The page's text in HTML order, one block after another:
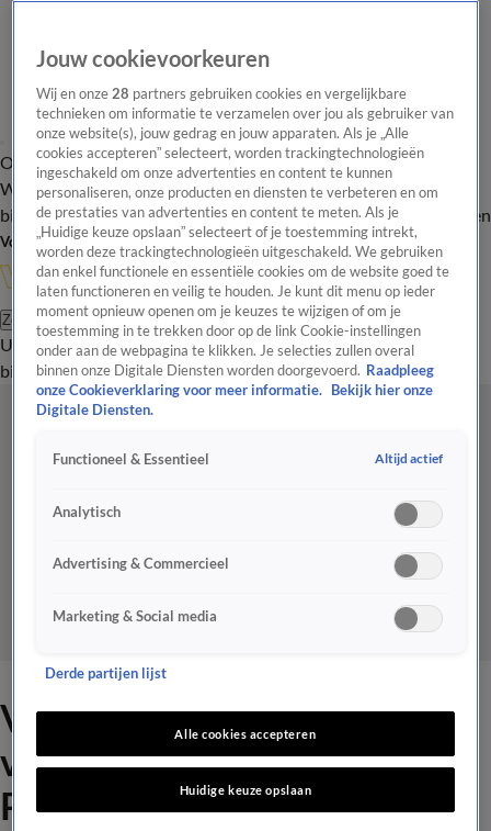
Overzicht Onze programma's Uitzendingen Onze gezichten
In de
WandelgangenInterviewsUitzending
bijwonenPodcastShopVeelgestelde vragenKijkersvraag insturen
Volg Vandaag Inside
Zoeken
UitzendingenVandaag InsideDe OranjezomerShopUitzending
bijwonen
Videogoal: Guus Til
verdubbelt voorsprong voor
PSV tegen Feyenoord
Jouw cookievoorkeuren
Wij en onze28 partners gebruiken cookies en vergelijkbare
technieken om informatie te verzamelen over jou als gebruiker van
onze website(s), jouw gedrag en jouw apparaten. Als je „Alle
cookies accepteren” selecteert, worden trackingtechnologieën
ingeschakeld om onze advertenties en content te kunnen
personaliseren, onze producten en diensten te verbeteren en om
de prestaties van advertenties en content te meten. Als je
„Huidige keuze opslaan” selecteert of je toestemming intrekt,
worden deze trackingtechnologieën uitgeschakeld. We gebruiken
dan enkel functionele en essentiële cookies om de website goed te
laten functioneren en veilig te houden. Je kunt dit menu op ieder
moment opnieuw openen om je keuzes te wijzigen of om je
toestemming in te trekken door op de link Cookie-instellingen
onder aan de webpagina te klikken. Je selecties zullen overal
binnen onze Digitale Diensten worden doorgevoerd. Raadpleeg
onze Cookieverklaring voor meer informatie.
Bekijk hier onze
Digitale Diensten.
Functioneel & Essentieel Altijd actief
Analytisch
Advertising & Commercieel
Marketing & Social media
Derde partijen lijst
Alle cookies accepteren
Huidige keuze opslaan